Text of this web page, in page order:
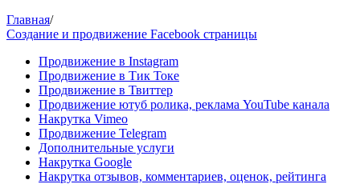
Главная/
Создание и продвижение Facebook страницы
Продвижение в Instagram
Продвижение в Тик Токе
Продвижение в Твиттер
Продвижение ютуб ролика, реклама YouTube канала
Накрутка Vimeo
Продвижение Telegram
Дополнительные услуги
Накрутка Google
Накрутка отзывов, комментариев, оценок, рейтинга